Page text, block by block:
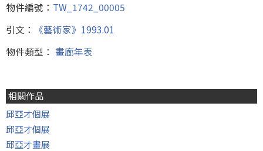
物件編號： TW_1742_00005
引文：
《藝術家》1993.01
物件類型： 畫廊年表
相關作品
邱亞才個展
邱亞才個展
邱亞才畫展